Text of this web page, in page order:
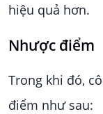
hiệu quả hơn.
Nhược điểm
Trong khi đó,
điểm như sau: